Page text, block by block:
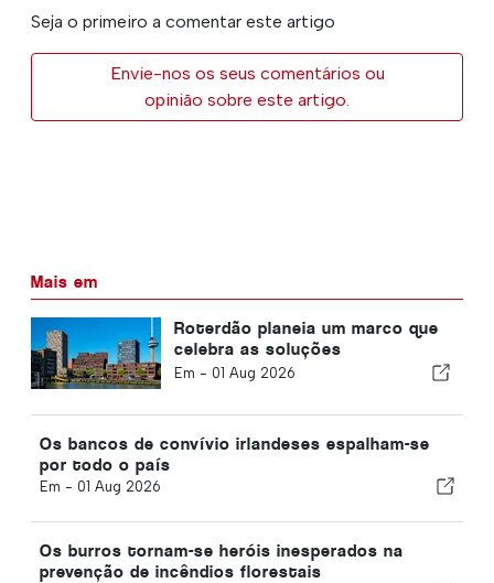
Seja o primeiro a comentar este artigo
Envie-nos os seus comentários ou
opinião sobre este artigo.
Mais em
Roterdão planeia um marco que
celebra as soluções
sustentáveis
Em - 01 Aug 2026
Os bancos de convívio irlandeses espalham-se
por todo o país
Em - 01 Aug 2026
Os burros tornam-se heróis inesperados na
prevenção de incêndios florestais